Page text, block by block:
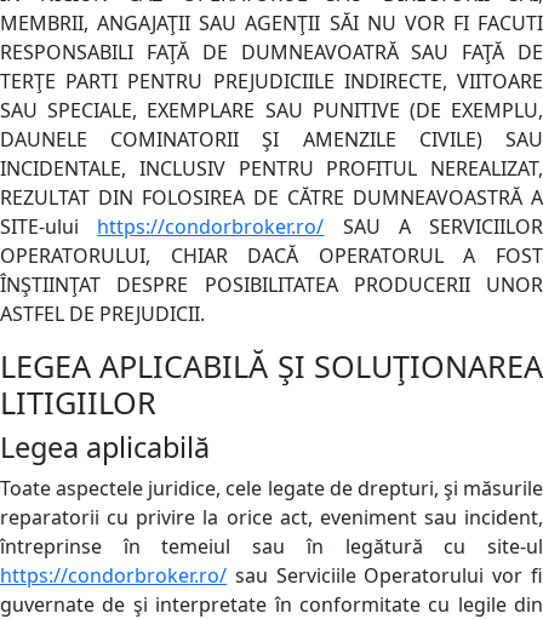
MEMBRII, ANGAJAŢII SAU AGENŢII SĂI NU VOR FI FACUTI
RESPONSABILI FAŢĂ DE DUMNEAVOATRĂ SAU FAŢĂ DE
TERŢE PARTI PENTRU PREJUDICIILE INDIRECTE, VIITOARE
SAU SPECIALE, EXEMPLARE SAU PUNITIVE (DE EXEMPLU,
DAUNELE COMINATORII ŞI AMENZILE CIVILE) SAU
INCIDENTALE, INCLUSIV PENTRU PROFITUL NEREALIZAT,
REZULTAT DIN FOLOSIREA DE CĂTRE DUMNEAVOASTRĂ A
SITE-ului https://condorbroker.ro/ SAU A SERVICIILOR
OPERATORULUI, CHIAR DACĂ OPERATORUL A FOST
ÎNŞTIINŢAT DESPRE POSIBILITATEA PRODUCERII UNOR
ASTFEL DE PREJUDICII.
LEGEA APLICABILĂ ŞI SOLUŢIONAREA
LITIGIILOR
Legea aplicabilă
Toate aspectele juridice, cele legate de drepturi, şi măsurile
reparatorii cu privire la orice act, eveniment sau incident,
întreprinse în temeiul sau în legătură cu site-ul
https://condorbroker.ro/ sau Serviciile Operatorului vor fi
guvernate de şi interpretate în conformitate cu legile din